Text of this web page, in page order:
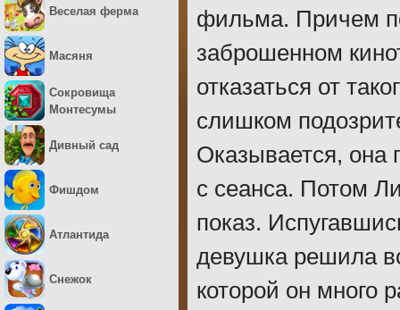
фильма. Причем
заброшенном
отказаться от
слишком
Оказывается, она
с сеанса. Потом
показ.
девушка решила
которой он много
Веселая ферма
Масяня
Сокровища
Монтесумы
Дивный сад
Фишдом
Атлантида
Снежок